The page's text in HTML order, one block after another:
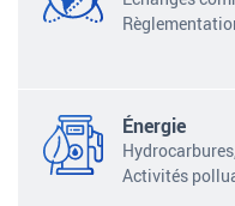
Énergie
Activités